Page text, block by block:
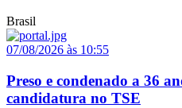
Brasil
07/08/2026 às 10:55
Preso e condenado a 36
candidatura no TSE